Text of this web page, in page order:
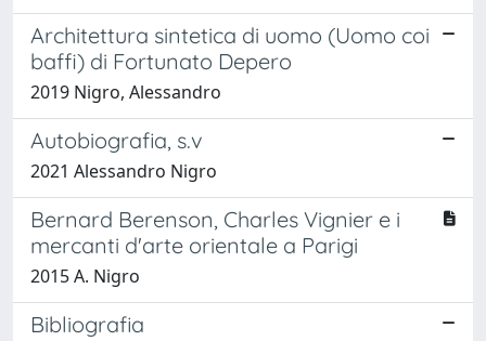
Architettura sintetica di uomo (Uomo coi
baffi) di Fortunato Depero
2019 Nigro, Alessandro
Autobiografia, s.v
2021 Alessandro Nigro
Bernard Berenson, Charles Vignier e i
mercanti d'arte orientale a Parigi
2015 A. Nigro
Bibliografia